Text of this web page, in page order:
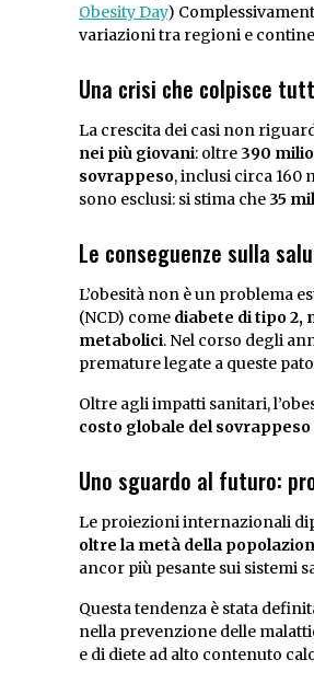
Obesity Day)
variazioni tra regioni e
Una crisi che colpisce
La crescita dei casi non
nei più giovani: oltre 390
sovrappeso, inclusi circa 160
sono esclusi: si stima che 35
Le conseguenze sulla
L’obesità non è un problema
(NCD) come diabete di tipo 2,
metabolici. Nel corso degli
premature legate a queste
Oltre agli impatti sanitari,
costo globale del
Uno sguardo al futuro:
Le proiezioni internazionali
oltre la metà della
ancor più pesante sui sistemi
Questa tendenza è stata
nella prevenzione delle
e di diete ad alto contenuto